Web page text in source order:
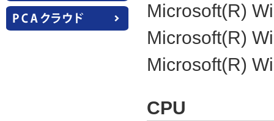
Microsoft(R)
Microsoft(R)
Microsoft(R)
CPU